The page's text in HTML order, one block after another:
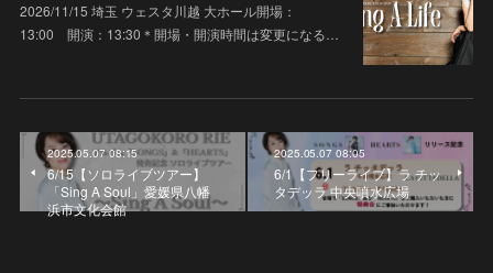
2026/11/15 埼玉 ウェスタ川越 大ホール開場：
13:00 開演：13:30＊開場・開演時間は変更になる…
2025.05.07 08:15
6/15【ソロライブツアー】
「Sing A Soul」愛媛県八幡
浜市文化会館
2025.05.07 08:05
6/1【フリーライブ】ラ チッ
タデッラ 中央噴水広場